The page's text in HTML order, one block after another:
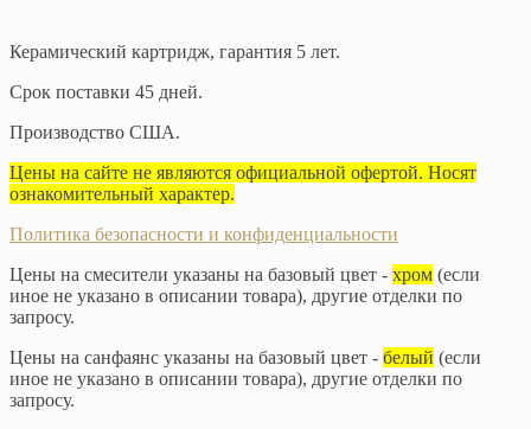
Керамический картридж, гарантия 5 лет.
Срок поставки 45 дней.
Производство США.
Цены на сайте не являются официальной офертой. Носят
ознакомительный характер.
Политика безопасности и конфиденциальности
Цены на смесители указаны на базовый цвет - хром (если
иное не указано в описании товара), другие отделки по
запросу.
Цены на санфаянс указаны на базовый цвет - белый (если
иное не указано в описании товара), другие отделки по
запросу.